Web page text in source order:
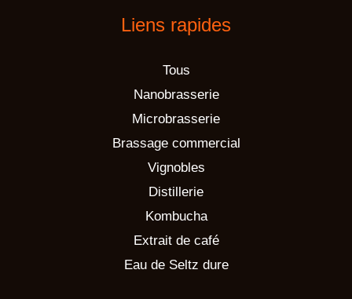
Liens rapides
Tous
Nanobrasserie
Microbrasserie
Brassage commercial
Vignobles
Distillerie
Kombucha
Extrait de café
Eau de Seltz dure